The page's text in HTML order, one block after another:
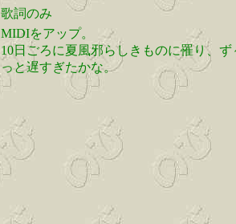
歌詞のみ
MIDIをアップ。
10日ごろに夏風邪らしきものに罹り、
っと遅すぎたかな。